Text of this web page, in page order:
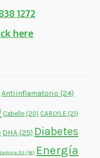
1272
here
Antiinflamatorio (24)
Cabello (20) CARLYLE(21)
DHA (25) Diabetes
D3 (16) Energía